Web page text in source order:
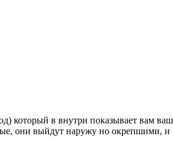
который в внутри показывает вам
они выйдут наружу но окрепшими, и